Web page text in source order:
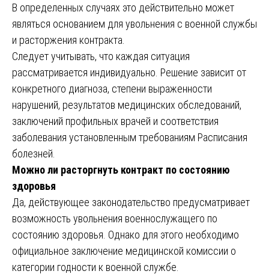
В определенных случаях это действительно может
являться основанием для увольнения с военной службы
и расторжения контракта.
Следует учитывать, что каждая ситуация
рассматривается индивидуально. Решение зависит от
конкретного диагноза, степени выраженности
нарушений, результатов медицинских обследований,
заключений профильных врачей и соответствия
заболевания установленным требованиям Расписания
болезней.
Можно ли расторгнуть контракт по состоянию
здоровья
Да, действующее законодательство предусматривает
возможность увольнения военнослужащего по
состоянию здоровья. Однако для этого необходимо
официальное заключение медицинской комиссии о
категории годности к военной службе.